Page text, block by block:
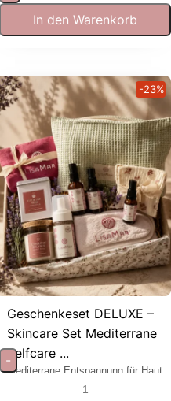
In den Warenkorb
Geschenkeset DELUXE –
Skincare Set Mediterrane
Selfcare ...
Mediterrane Entspannung für Haut
-23%
-